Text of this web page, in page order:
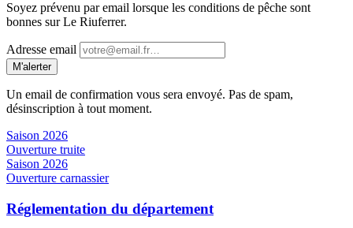
Soyez prévenu par email lorsque les conditions de pêche sont
bonnes sur Le Riuferrer.
Adresse email
M'alerter
Un email de confirmation vous sera envoyé. Pas de spam,
désinscription à tout moment.
Saison 2026
Ouverture truite
Saison 2026
Ouverture carnassier
Réglementation du département